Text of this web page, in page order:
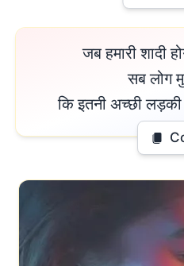
जब हमारी शादी होगी तो तुमसे ज़्यादा
सब लोग
कि इतनी अच्छी